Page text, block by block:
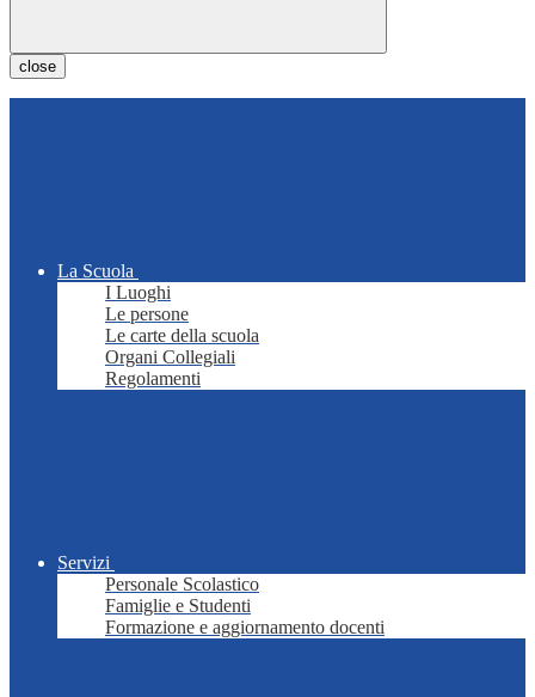
close
La Scuola
I Luoghi
Le persone
Le carte della scuola
Organi Collegiali
Regolamenti
Servizi
Personale Scolastico
Famiglie e Studenti
Formazione e aggiornamento docenti